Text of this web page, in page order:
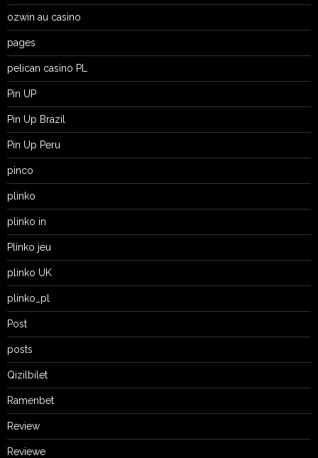
ozwin au casino
pages
pelican casino PL
Pin UP
Pin Up Brazil
Pin Up Peru
pinco
plinko
plinko in
Plinko jeu
plinko UK
plinko_pl
Post
posts
Qizilbilet
Ramenbet
Review
Reviewe